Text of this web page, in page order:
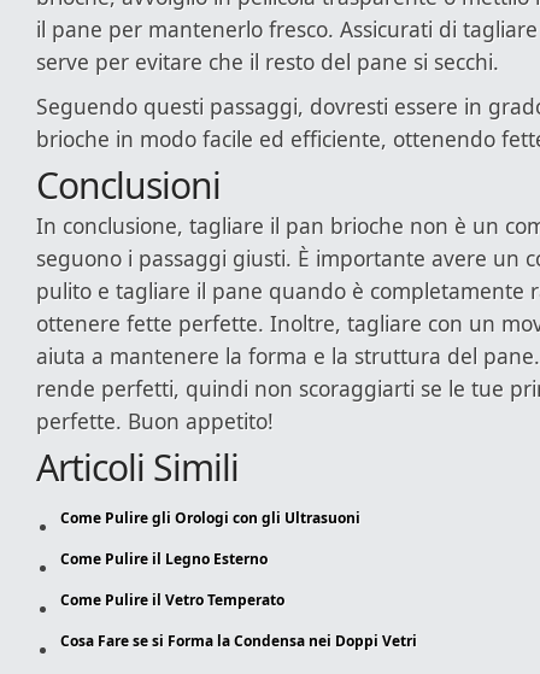
il pane per mantenerlo fresco. Assicurati di
serve per evitare che il resto del pane si secchi.
Seguendo questi passaggi, dovresti essere in
brioche in modo facile ed efficiente, ottenendo
Conclusioni
In conclusione, tagliare il pan brioche non è un
seguono i passaggi giusti. È importante avere un
pulito e tagliare il pane quando è completamente
ottenere fette perfette. Inoltre, tagliare con un
aiuta a mantenere la forma e la struttura del
rende perfetti, quindi non scoraggiarti se le tue
perfette. Buon appetito!
Articoli Simili
Come Pulire gli Orologi con gli Ultrasuoni
Come Pulire il Legno Esterno
Come Pulire il Vetro Temperato
Cosa Fare se si Forma la Condensa nei Doppi Vetri